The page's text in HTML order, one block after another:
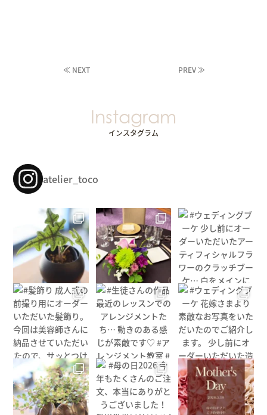
≪ NEXT PREV ≫
Instagram
インスタグラム
atelier_toco